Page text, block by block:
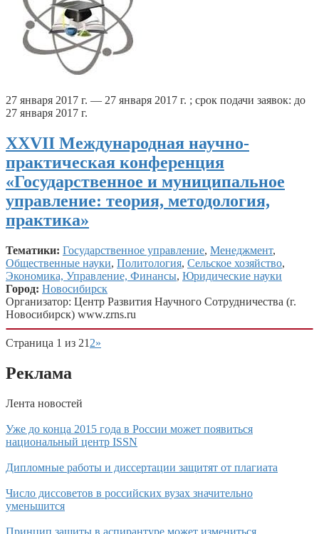
27 января 2017 г. — 27 января 2017 г. ; срок подачи заявок: до
27 января 2017 г.
ХXVII Международная научно-
практическая конференция
«Государственное и муниципальное
управление: теория, методология,
практика»
Тематики: Государственное управление, Менеджмент,
Общественные науки, Политология, Сельское хозяйство,
Экономика, Управление, Финансы, Юридические науки
Город: Новосибирск
Организатор: Центр Развития Научного Сотрудничества (г.
Новосибирск) www.zrns.ru
Страница 1 из 21 2»
Реклама
Лента новостей
Уже до конца 2015 года в России может появиться
национальный центр ISSN
Дипломные работы и диссертации защитят от плагиата
Число диссоветов в российских вузах значительно
уменьшится
Принцип защиты в аспирантуре может измениться